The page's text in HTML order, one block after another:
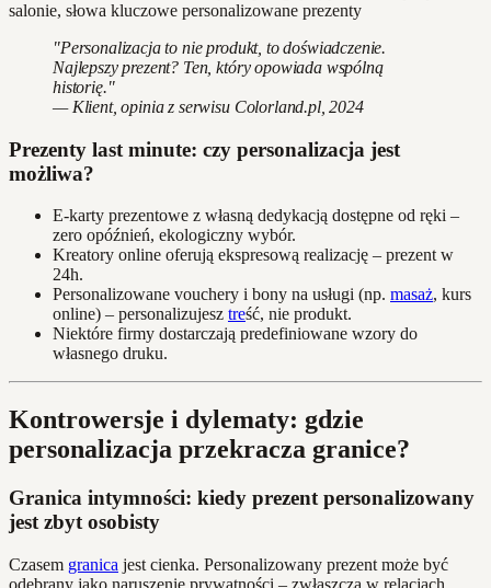
"Personalizacja to nie produkt, to doświadczenie.
Najlepszy prezent? Ten, który opowiada wspólną
historię."
— Klient, opinia z serwisu Colorland.pl, 2024
Prezenty last minute: czy personalizacja jest
możliwa?
E-karty prezentowe z własną dedykacją dostępne od ręki –
zero opóźnień, ekologiczny wybór.
Kreatory online oferują ekspresową realizację – prezent w
24h.
Personalizowane vouchery i bony na usługi (np. masaż, kurs
online) – personalizujesz treść, nie produkt.
Niektóre firmy dostarczają predefiniowane wzory do
własnego druku.
Kontrowersje i dylematy: gdzie
personalizacja przekracza granice?
Granica intymności: kiedy prezent personalizowany
jest zbyt osobisty
Czasem granica jest cienka. Personalizowany prezent może być
odebrany jako naruszenie prywatności – zwłaszcza w relacjach